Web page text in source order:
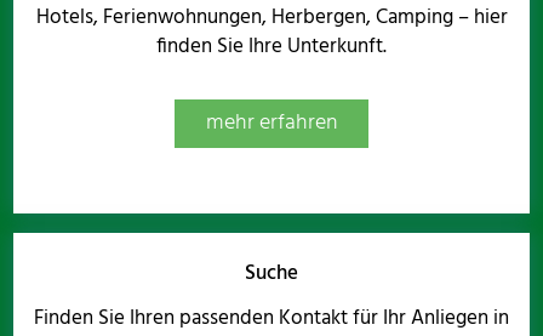
Hotels, Ferienwohnungen, Herbergen, Camping – hier
finden Sie Ihre Unterkunft.
mehr erfahren
Suche
Finden Sie Ihren passenden Kontakt für Ihr Anliegen in